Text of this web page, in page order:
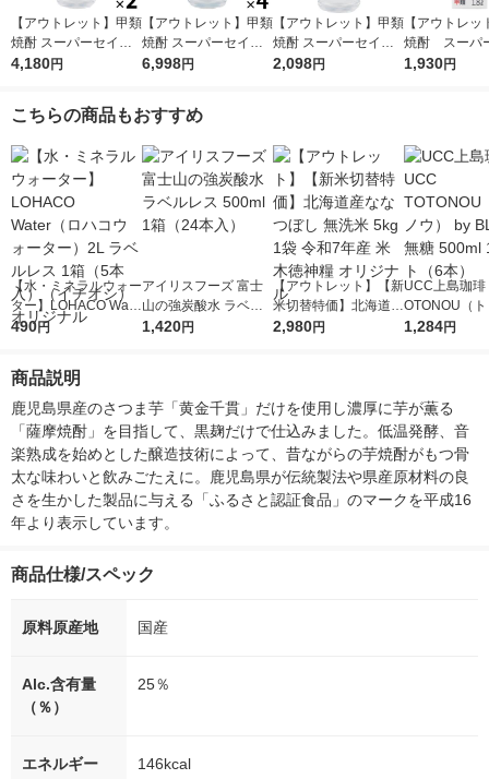
【アウトレット】甲類
焼酎 スーパーセイカ
25度 4L 1セット（2
4,180円
【アウトレット】甲類
焼酎 スーパーセイカ
20度 4L 1セット（1本
6,998円
【アウトレット】甲類
焼酎 スーパーセイカ
25度 4L 1本 東亜酒造
2,098円
【アウトレッ
焼酎 スーパ
25度 1.8L
1,930円
こちらの商品もおすすめ
【水・ミネラルウォー
ター】LOHACO Wate
r（ロハコウォータ
シ） オリジナル
490円
アイリスフーズ 富士
山の強炭酸水 ラベル
レス 500ml 1箱（24
1,420円
【アウトレット】【新
米切替特価】北海道産
ななつぼし 無洗米 5k
2,980円
UCC上島珈琲
OTONOU（
ウ） by
1,284円
商品説明
鹿児島県産のさつま芋「黄金千貫」だけを使用し濃厚に芋が薫る
「薩摩焼酎」を目指して、黒麹だけで仕込みました。低温発酵、音
楽熟成を始めとした醸造技術によって、昔ながらの芋焼酎がもつ骨
太な味わいと飲みごたえに。鹿児島県が伝統製法や県産原材料の良
さを生かした製品に与える「ふるさと認証食品」のマークを平成16
年より表示しています。
商品仕様/スペック
原料原産地 国産
Alc.含有量
（％）
25％
エネルギー 146kcal